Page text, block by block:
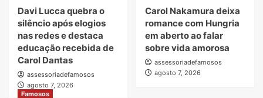
Davi Lucca quebra o
silêncio após elogios
nas redes e destaca
educação recebida de
Carol Dantas
assessoriadefamosos
agosto 7, 2026
Carol Nakamura deixa
romance com Hungria
em aberto ao falar
sobre vida amorosa
assessoriadefamosos
agosto 7, 2026
Famosos